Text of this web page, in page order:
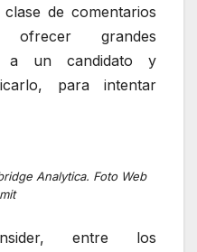
de comentarios
ofrecer grandes
a un candidato y
para intentar
Analytica. Foto Web
entre los